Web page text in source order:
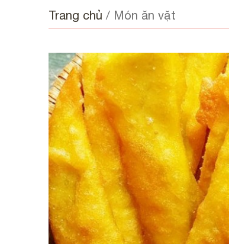
Trang chủ / Món ăn vặt